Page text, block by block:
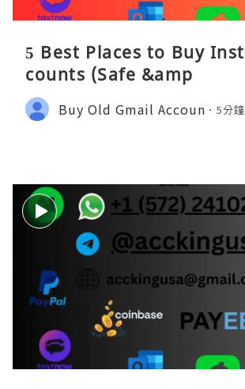
5 Best Places to Buy
counts (Safe &amp
Buy Old Gmail Accoun 5分